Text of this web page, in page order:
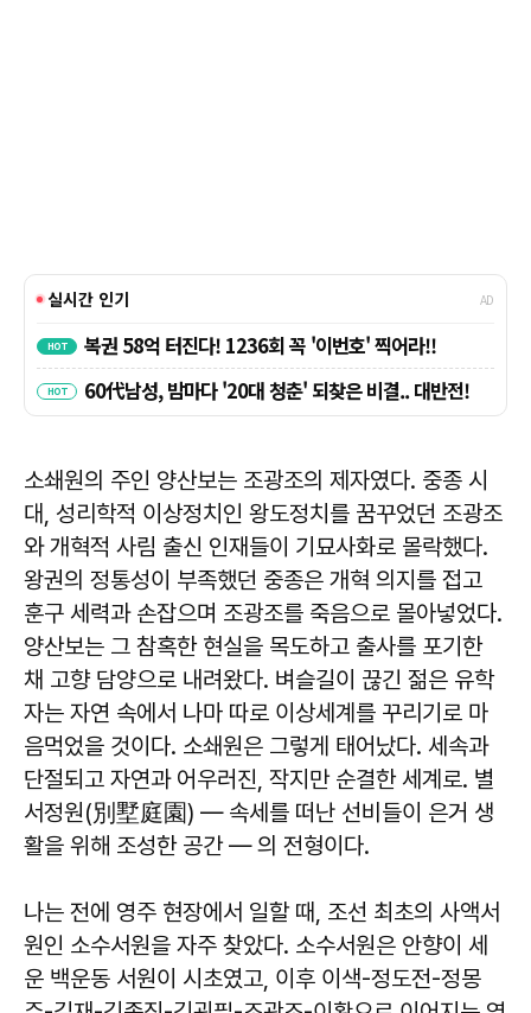
소쇄원의 주인 양산보는 조광조의 제자였다. 중종 시
대, 성리학적 이상정치인 왕도정치를 꿈꾸었던 조광조
와 개혁적 사림 출신 인재들이 기묘사화로 몰락했다.
왕권의 정통성이 부족했던 중종은 개혁 의지를 접고
훈구 세력과 손잡으며 조광조를 죽음으로 몰아넣었다.
양산보는 그 참혹한 현실을 목도하고 출사를 포기한
채 고향 담양으로 내려왔다. 벼슬길이 끊긴 젊은 유학
자는 자연 속에서 나마 따로 이상세계를 꾸리기로 마
음먹었을 것이다. 소쇄원은 그렇게 태어났다. 세속과
단절되고 자연과 어우러진, 작지만 순결한 세계로. 별
서정원(別墅庭園) — 속세를 떠난 선비들이 은거 생
활을 위해 조성한 공간 — 의 전형이다.
나는 전에 영주 현장에서 일할 때, 조선 최초의 사액서
원인 소수서원을 자주 찾았다. 소수서원은 안향이 세
운 백운동 서원이 시초였고, 이후 이색-정도전-정몽